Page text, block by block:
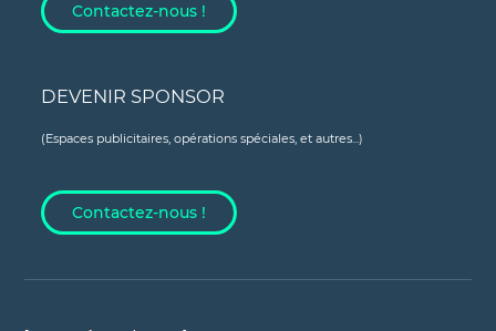
Contactez-nous !
DEVENIR SPONSOR
(Espaces publicitaires, opérations spéciales, et autres...)
Contactez-nous !